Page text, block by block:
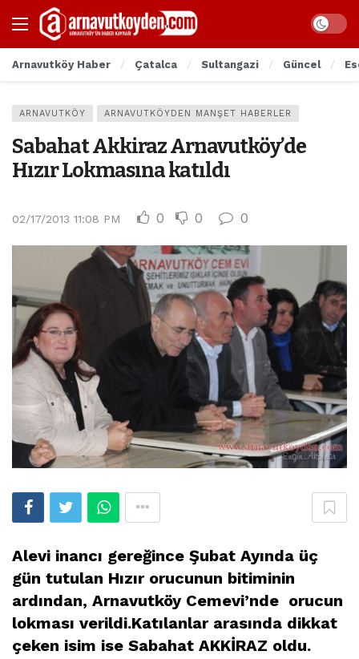
Arnavutköy Haber Çatalca Sultangazi Güncel
ARNAVUTKÖY ARNAVUTKÖYDEN MANŞET HABERLER
Sabahat Akkiraz Arnavutköy’de
Hızır Lokmasına katıldı
02/17/2013 11:08 PM 0 0 0
Alevi inancı gereğince Şubat Ayında üç
gün tutulan Hızır orucunun bitiminin
ardından, Arnavutköy Cemevi’nde orucun
lokması verildi.Katılanlar arasında dikkat
çeken isim ise Sabahat AKKİRAZ oldu.